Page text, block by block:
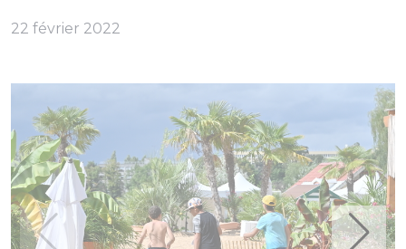
22 février 2022